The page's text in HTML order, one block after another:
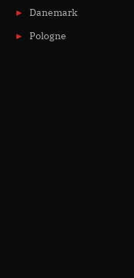
Danemark
Pologne